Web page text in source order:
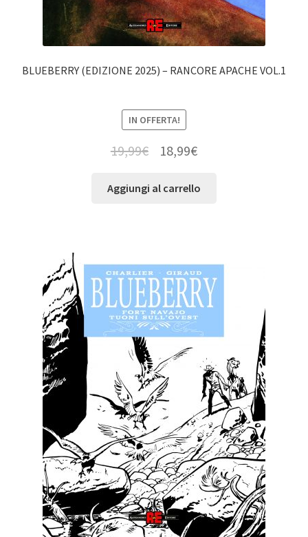
BLUEBERRY (EDIZIONE 2025) – RANCORE APACHE VOL.1
IN OFFERTA!
19,99€ 18,99€
Aggiungi al carrello